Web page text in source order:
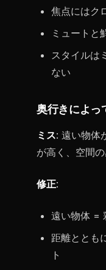
焦点にはク
ミュートと
スタイルは
ない
奥行きによっ
ミス: 遠い物体
が高く、空間
修正:
遠い物体 =
距離ととも
ト